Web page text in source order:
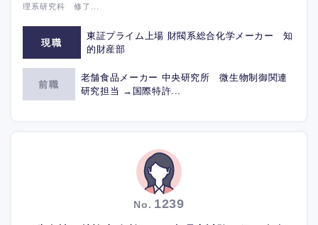
理系研究科 修了...
現職
東証プライム上場 財閥系総合化学メーカー 知
的財産部
前職
老舗食品メーカー 中央研究所 微生物制御関連
研究担当 →国際特許...
No. 1239